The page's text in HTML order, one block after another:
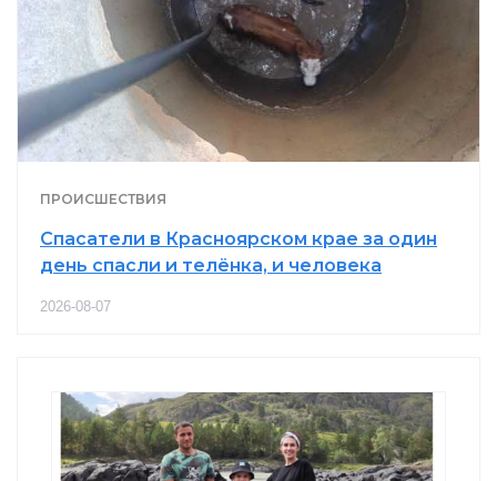
ПРОИСШЕСТВИЯ
Спасатели в Красноярском крае за один
день спасли и телёнка, и человека
2026-08-07